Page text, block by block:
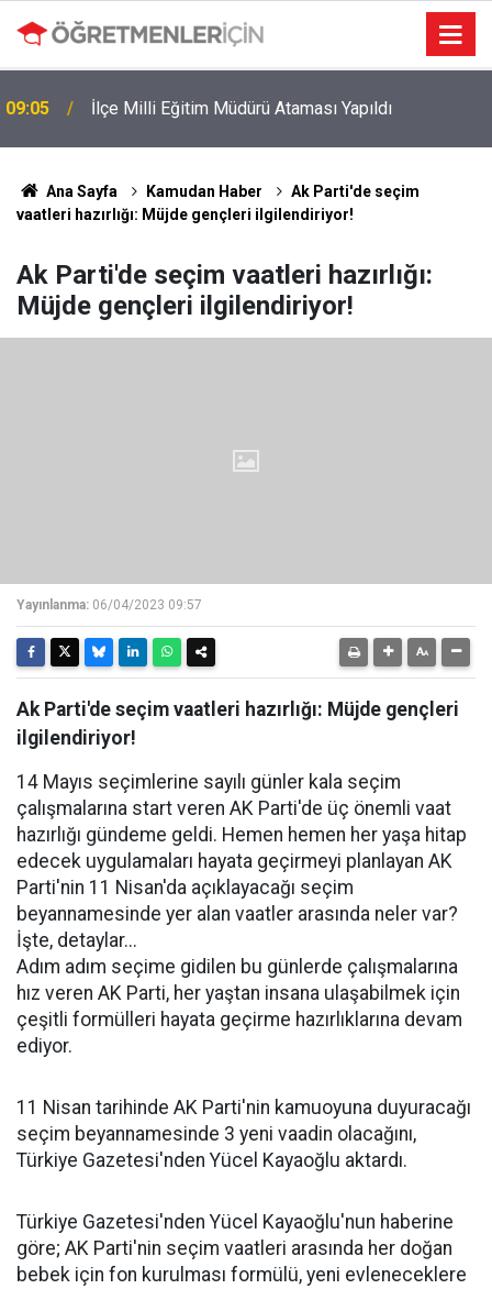
09:05 İlçe Milli Eğitim Müdürü Ataması Yapıldı
Ana Sayfa Kamudan Haber
Ak Parti'de seçim
vaatleri hazırlığı: Müjde gençleri ilgilendiriyor!
Ak Parti'de seçim vaatleri hazırlığı:
Müjde gençleri ilgilendiriyor!
Yayınlanma: 06/04/2023 09:57
Ak Parti'de seçim vaatleri hazırlığı: Müjde gençleri
ilgilendiriyor!
14 Mayıs seçimlerine sayılı günler kala seçim
çalışmalarına start veren AK Parti'de üç önemli vaat
hazırlığı gündeme geldi. Hemen hemen her yaşa hitap
edecek uygulamaları hayata geçirmeyi planlayan AK
Parti'nin 11 Nisan'da açıklayacağı seçim
beyannamesinde yer alan vaatler arasında neler var?
İşte, detaylar...
Adım adım seçime gidilen bu günlerde çalışmalarına
hız veren AK Parti, her yaştan insana ulaşabilmek için
çeşitli formülleri hayata geçirme hazırlıklarına devam
ediyor.
11 Nisan tarihinde AK Parti'nin kamuoyuna duyuracağı
seçim beyannamesinde 3 yeni vaadin olacağını,
Türkiye Gazetesi'nden Yücel Kayaoğlu aktardı.
Türkiye Gazetesi'nden Yücel Kayaoğlu'nun haberine
göre; AK Parti'nin seçim vaatleri arasında her doğan
bebek için fon kurulması formülü, yeni evleneceklere